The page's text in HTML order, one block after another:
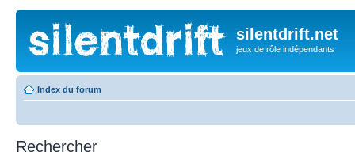
silentdrift.net
jeux de rôle indépendants
Index du forum
Rechercher